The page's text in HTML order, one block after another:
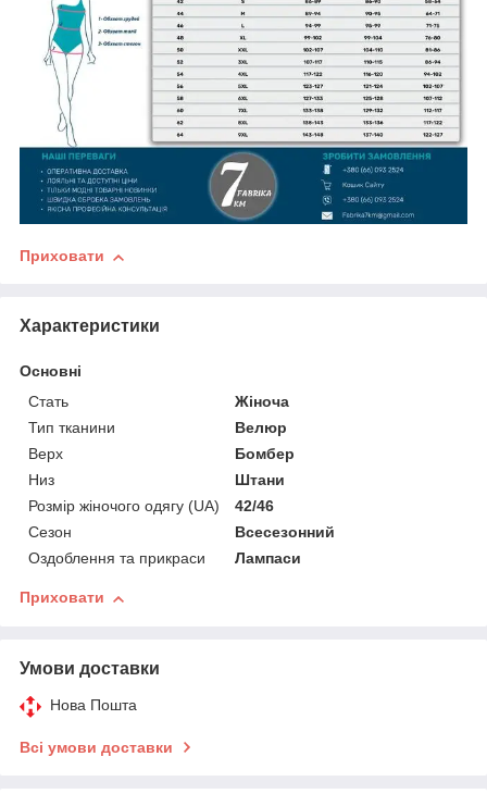
Приховати
Характеристики
Основні
Стать
Жіноча
Тип тканини
Велюр
Верх
Бомбер
Низ
Штани
Розмір жіночого одягу (UA)
42/46
Сезон
Всесезонний
Оздоблення та прикраси
Лампаси
Приховати
Умови доставки
Нова Пошта
Всі умови доставки